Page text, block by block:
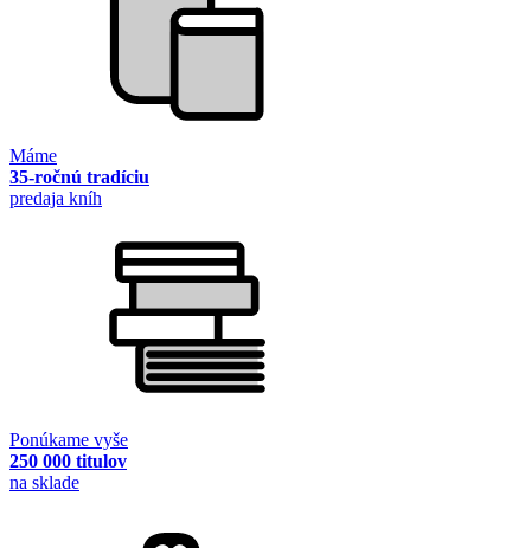
Máme
35-ročnú tradíciu
predaja kníh
Ponúkame vyše
250 000 titulov
na sklade